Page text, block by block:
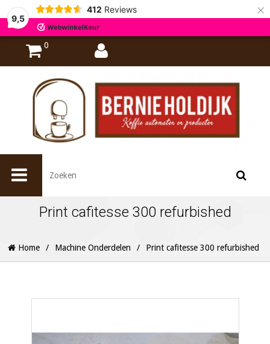
9,5
412 Reviews ×
0
Print cafitesse 300 refurbished
Home / Machine Onderdelen / Print cafitesse 300 refurbished